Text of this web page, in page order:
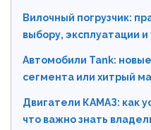
Вилочный погрузчик:
выбору, эксплуатации и
Автомобили Tank:
сегмента или хитрый
Двигатели КАМАЗ: как
что важно знать